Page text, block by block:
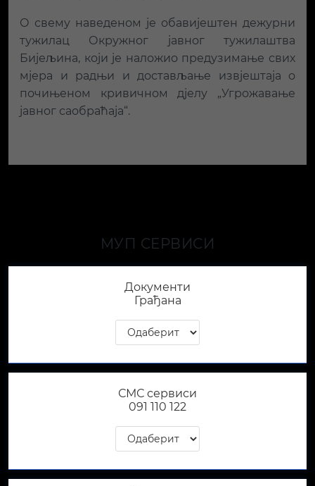
О свему наведеном је обавијештен дежурни
тужилац Окружног јавног тужилаштва
Бијељина, који је наложио предузимање свих
мјера и радњи и достављање извјештаја о
почињеном кривичном дјелу „Угрожавање
јавног саобраћаја“.
МУП СЕРВИСИ
Документи
Грађана
СМС сервиси
091 110 122​